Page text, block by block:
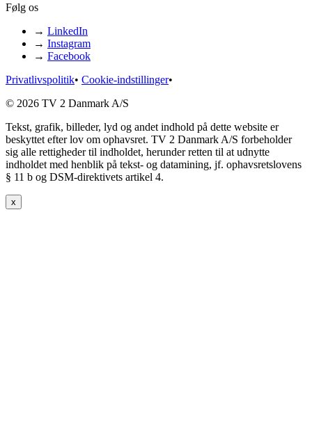
Følg os
→ LinkedIn
→ Instagram
→ Facebook
Privatlivspolitik• Cookie-indstillinger•
© 2026 TV 2 Danmark A/S
Tekst, grafik, billeder, lyd og andet indhold på dette website er
beskyttet efter lov om ophavsret. TV 2 Danmark A/S forbeholder
sig alle rettigheder til indholdet, herunder retten til at udnytte
indholdet med henblik på tekst- og datamining, jf. ophavsretslovens
§ 11 b og DSM-direktivets artikel 4.
x